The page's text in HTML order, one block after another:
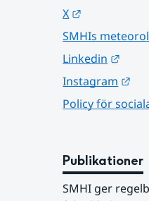
X
SMHIs
Linkedin
Instagram
Policy för
Publikationer
SMHI ger